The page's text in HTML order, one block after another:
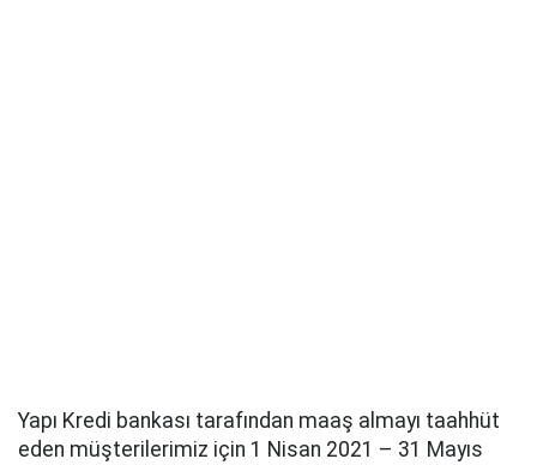
Yapı Kredi bankası tarafından maaş almayı taahhüt
eden müşterilerimiz için 1 Nisan 2021 – 31 Mayıs